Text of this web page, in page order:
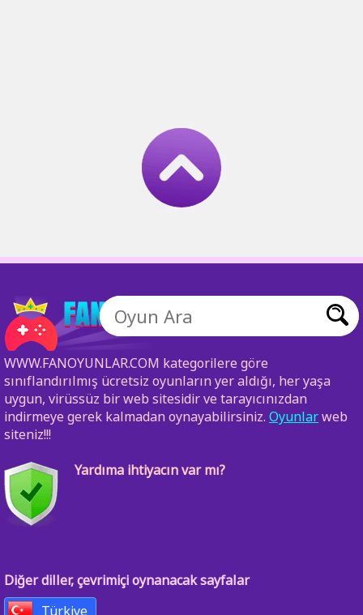
WWW.FANOYUNLAR.COM kategorilere göre
sınıflandırılmış ücretsiz oyunların yer aldığı, her yaşa
uygun, virüssüz bir web sitesidir ve tarayıcınızdan
indirmeye gerek kalmadan oynayabilirsiniz. Oyunlarweb
siteniz!!!
Yardıma ihtiyacın var mı?
Diğer diller, çevrimiçi oynanacak sayfalar
Türkiye